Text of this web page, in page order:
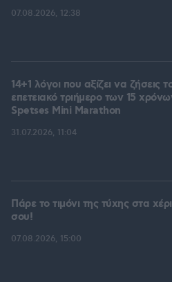
07.08.2026, 12:38
14+1 λόγοι που αξίζει να ζήσεις
επετειακό τριήμερο των 15
Spetses Mini Marathon
31.07.2026, 11:04
Πάρε το τιμόνι της τύχης στα
σου!
07.08.2026, 15:00